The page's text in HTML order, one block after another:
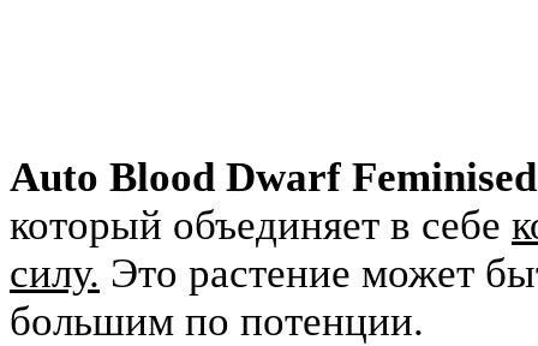
Auto Blood Dwarf
который объединяет в себе
силу. Это растение может
большим по потенции.